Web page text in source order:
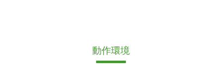
動作環境